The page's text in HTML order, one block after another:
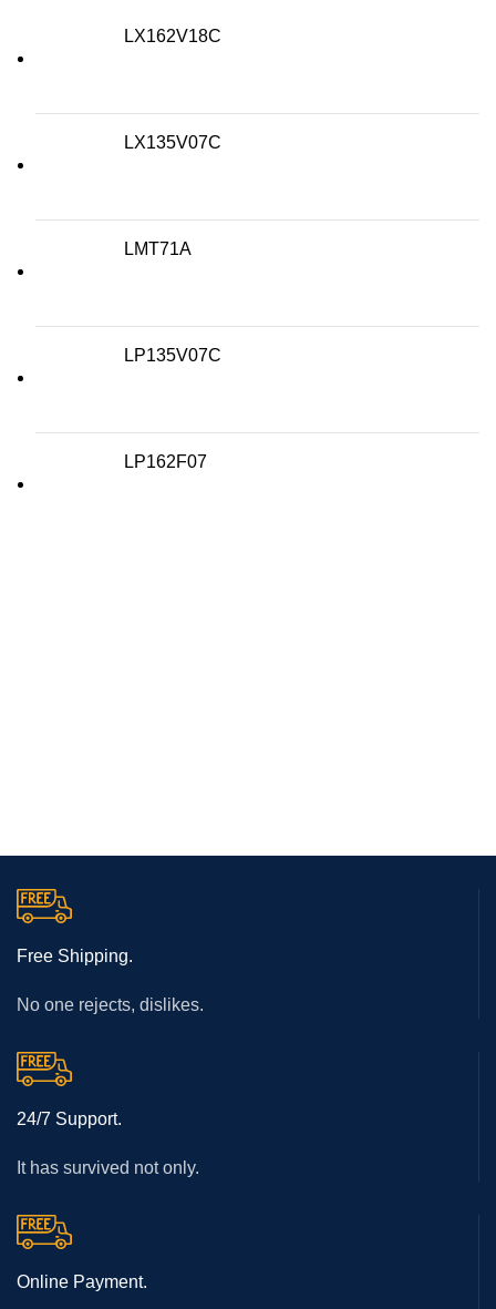
LX162V18C
LX135V07C
LMT71A
LP135V07C
LP162F07
Free Shipping.
No one rejects, dislikes.
24/7 Support.
It has survived not only.
Online Payment.